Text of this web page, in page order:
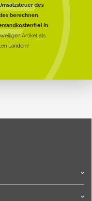
des
berechnen.
in
Artikel als
Ländern!